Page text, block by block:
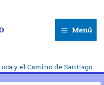
Main
Menú
y el Camino de Santiago